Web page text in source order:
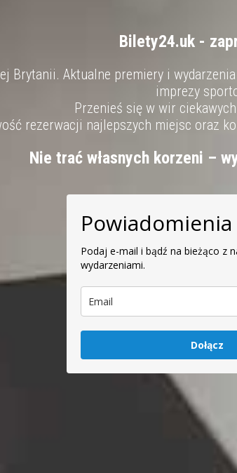
Bilety24.uk -
Brytanii. Aktualne premiery i
imprezy
Przenieś się w wir
rezerwacji najlepszych miejsc oraz
Nie trać własnych korzeni –
Powiadomienia
Podaj e-mail i bądź na bieżąco z
wydarzeniami.
Dołącz